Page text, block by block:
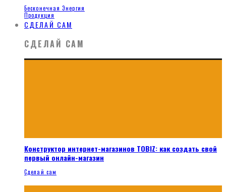
Бесконечная Энергия
Продукция
СДЕЛАЙ САМ
СДЕЛАЙ САМ
Конструктор интернет-магазинов TOBIZ: как создать свой
первый онлайн-магазин
Сделай сам